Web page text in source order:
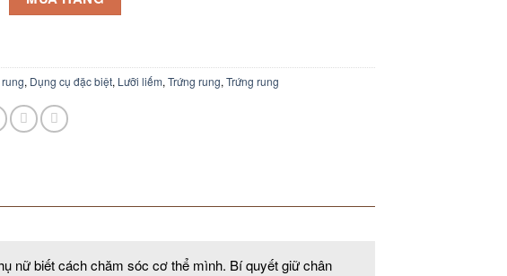
, Dụng cụ đặc biệt, Lưỡi liếm, Trứng rung, Trứng rung
nữ biết cách chăm sóc cơ thể mình. Bí quyết giữ chân